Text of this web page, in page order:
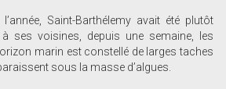
Saint-Barthélemy avait été plutôt
ses voisines, depuis une semaine, les
marin est constellé de larges taches
sous la masse d’algues.